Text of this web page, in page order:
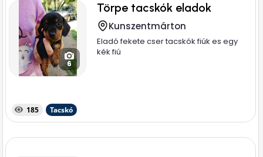
6
Törpe tacskók eladok
Kunszentmárton
Eladó fekete cser tacskók fiúk es egy
kék fiú
185 Tacskó